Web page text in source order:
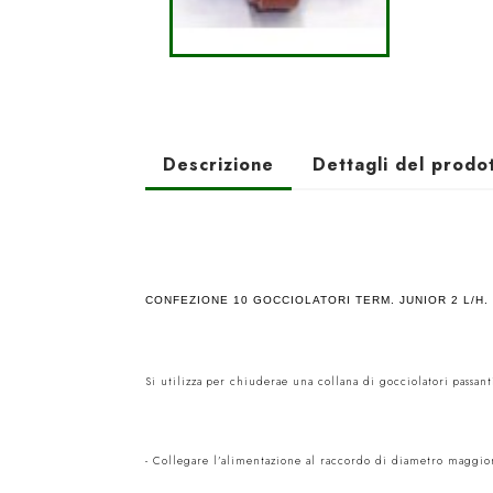
Descrizione Dettagli del
CONFEZIONE 10 GOCCIOLATORI TERM. JUNIOR 2 L/H.
Si utilizza per chiuderae una collana di gocciolatori
- Collegare l’alimentazione al raccordo di diametro